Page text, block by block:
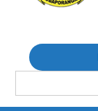
for: